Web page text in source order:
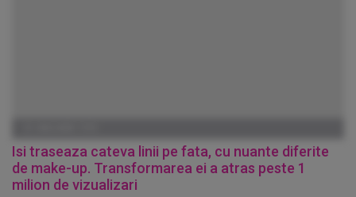
Isi traseaza cateva linii pe fata, cu nuante diferite
de make-up. Transformarea ei a atras peste 1
milion de vizualizari